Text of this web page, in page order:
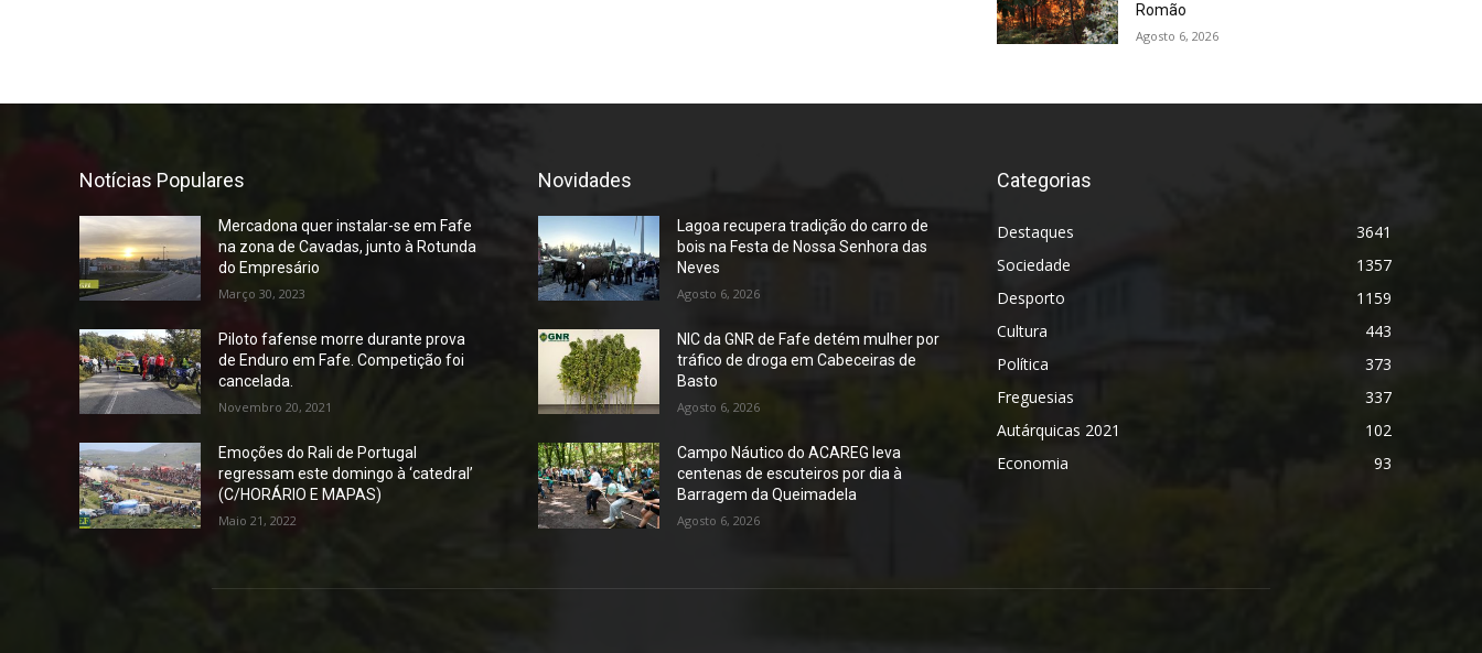
Romão
Agosto 6, 2026
Notícias Populares
Mercadona quer instalar-se em Fafe
na zona de Cavadas, junto à Rotunda
do Empresário
Março 30, 2023
Piloto fafense morre durante prova
de Enduro em Fafe. Competição foi
cancelada.
Novembro 20, 2021
Emoções do Rali de Portugal
regressam este domingo à ‘catedral’
(C/HORÁRIO E MAPAS)
Maio 21, 2022
Novidades
Lagoa recupera tradição do carro de
bois na Festa de Nossa Senhora das
Neves
Agosto 6, 2026
NIC da GNR de Fafe detém mulher por
tráfico de droga em Cabeceiras de
Basto
Agosto 6, 2026
Campo Náutico do ACAREG leva
centenas de escuteiros por dia à
Barragem da Queimadela
Agosto 6, 2026
Categorias
Destaques
3641
Sociedade
1357
Desporto
1159
Cultura
443
Política
373
Freguesias
337
Autárquicas 2021
102
Economia
93